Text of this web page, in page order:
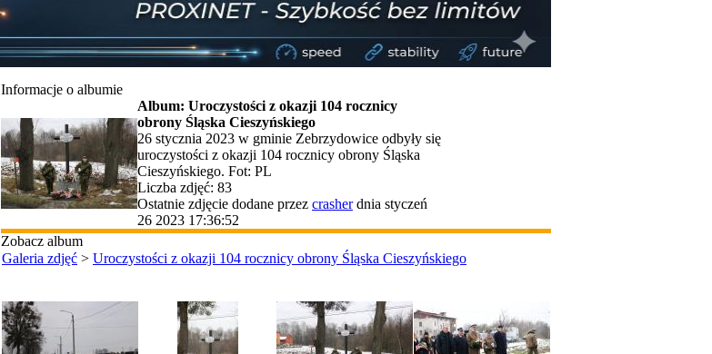
Informacje o albumie
Album: Uroczystości z okazji 104 rocznicy
obrony Śląska Cieszyńskiego
26 stycznia 2023 w gminie Zebrzydowice odbyły się
uroczystości z okazji 104 rocznicy obrony Śląska
Cieszyńskiego. Fot: PL
Liczba zdjęć: 83
Ostatnie zdjęcie dodane przez crasherdnia styczeń
26 2023 17:36:52
Zobacz album
Galeria zdjęć > Uroczystości z okazji 104 rocznicy obrony Śląska Cieszyńskiego